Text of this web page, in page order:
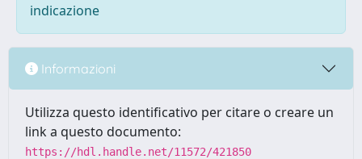
indicazione
Informazioni
Utilizza questo identificativo per citare o creare un
link a questo documento:
https://hdl.handle.net/11572/421850